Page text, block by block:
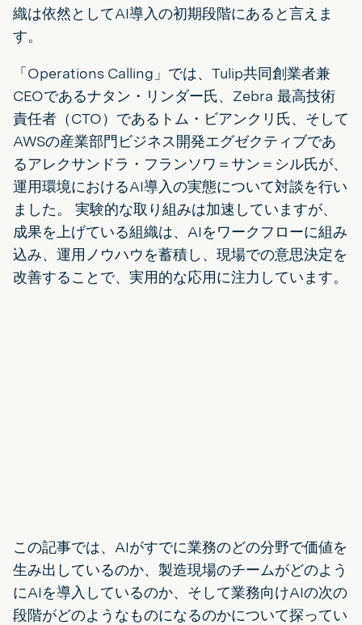
織は依然としてAI導入の初期段階にあると言えま
す。
「Operations Calling」では、Tulip共同創業者兼
CEOであるナタン・リンダー氏、Zebra 最高技術
責任者（CTO）であるトム・ビアンクリ氏、そして
AWSの産業部門ビジネス開発エグゼクティブであ
るアレクサンドラ・フランソワ＝サン＝シル氏が、
運用環境におけるAI導入の実態について対談を行い
ました。 実験的な取り組みは加速していますが、
成果を上げている組織は、AIをワークフローに組み
込み、運用ノウハウを蓄積し、現場での意思決定を
改善することで、実用的な応用に注力しています。
この記事では、AIがすでに業務のどの分野で価値を
生み出しているのか、製造現場のチームがどのよう
にAIを導入しているのか、そして業務向けAIの次の
段階がどのようなものになるのかについて探ってい